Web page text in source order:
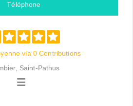
Téléphone
via 0 Contributions
Saint-Pathus